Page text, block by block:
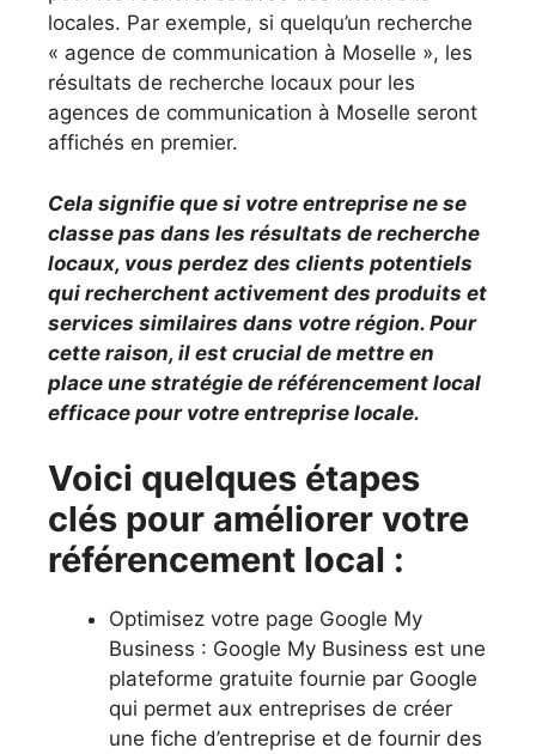
locales. Par exemple, si quelqu’un recherche
« agence de communication à Moselle », les
résultats de recherche locaux pour les
agences de communication à Moselle seront
affichés en premier.
Cela signifie que si votre entreprise ne se
classe pas dans les résultats de recherche
locaux, vous perdez des clients potentiels
qui recherchent activement des produits et
services similaires dans votre région. Pour
cette raison, il est crucial de mettre en
place une stratégie de référencement local
efficace pour votre entreprise locale.
Voici quelques étapes
clés pour améliorer votre
référencement local :
Optimisez votre page Google My
Business : Google My Business est une
plateforme gratuite fournie par Google
qui permet aux entreprises de créer
une fiche d’entreprise et de fournir des